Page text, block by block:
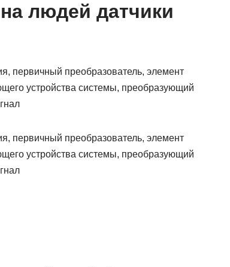
людей датчики
первичный преобразователь, элемент
устройства системы, преобразующий
первичный преобразователь, элемент
устройства системы, преобразующий